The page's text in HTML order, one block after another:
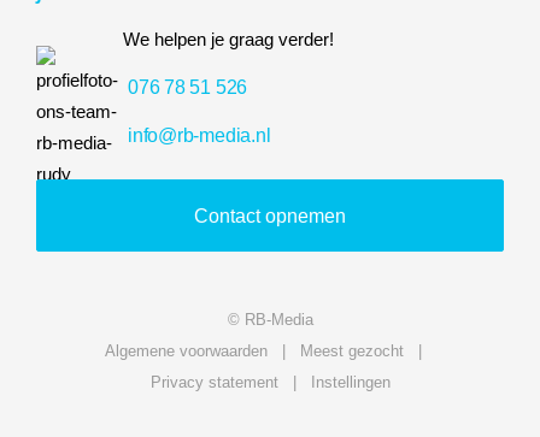
We helpen je graag verder!
076 78 51 526
info@rb-media.nl
Contact opnemen
© RB-Media
Algemene voorwaarden
Meest gezocht
Privacy statement
Instellingen